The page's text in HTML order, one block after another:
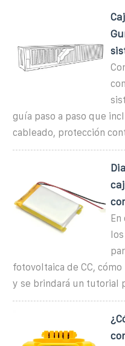
guía paso a paso que
cableado, protección
fotovoltaica de CC,
y se brindará un tutorial